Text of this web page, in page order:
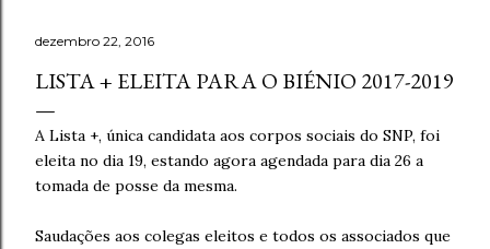
dezembro 22, 2016
LISTA + ELEITA PARA O BIÉNIO 2017-2019
A Lista +, única candidata aos corpos sociais do SNP, foi
eleita no dia 19, estando agora agendada para dia 26 a
tomada de posse da mesma.
Saudações aos colegas eleitos e todos os associados que